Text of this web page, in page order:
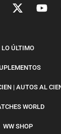
LO ÚLTIMO
| AUTOS AL
WORLD
WW SHOP